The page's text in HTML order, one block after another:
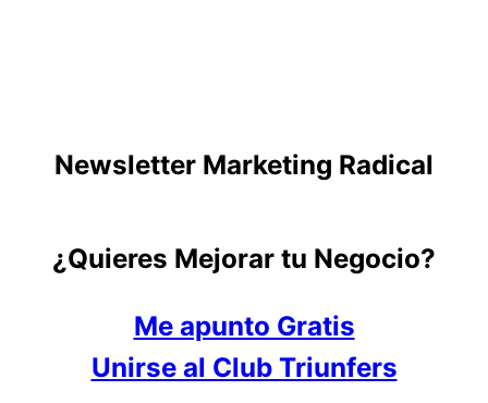
Newsletter Marketing Radical
¿Quieres Mejorar tu Negocio?
Me apunto Gratis
Unirse al Club Triunfers